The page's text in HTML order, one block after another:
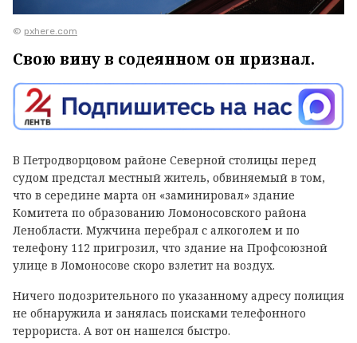
© pxhere.com
Свою вину в содеянном он признал.
В Петродворцовом районе Северной столицы перед
судом предстал местный житель, обвиняемый в том,
что в середине марта он «заминировал» здание
Комитета по образованию Ломоносовского района
Ленобласти. Мужчина перебрал с алкоголем и по
телефону 112 пригрозил, что здание на Профсоюзной
улице в Ломоносове скоро взлетит на воздух.
Ничего подозрительного по указанному адресу полиция
не обнаружила и занялась поисками телефонного
террориста. А вот он нашелся быстро.